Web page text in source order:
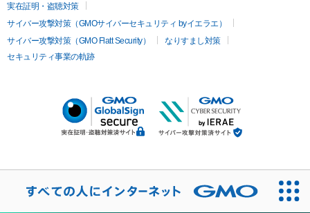
実在証明・盗聴対策
サイバー攻撃対策（GMOサイバーセキュリティ byイエラエ）
サイバー攻撃対策（GMO Flatt Security）
なりすまし対策
セキュリティ事業の軌跡